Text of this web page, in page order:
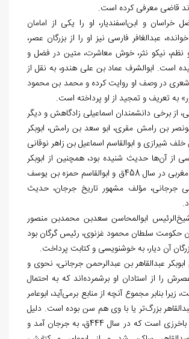
قاضی معرفی کرده است.
خراسان و ابناسفندیار، او را یکی از امامان
عبدالغافر فارسی نیز او را از بزرگان عصر،
نظم، نیکو نثر، خوش معاشرت، متین در فضل و
است. ابوالشرف عماد بن علی هندو، به نقل از
شعری در وصف او روایت کرده و محمد بن محمود
به تعریف و تمجید از او پرداخته است.
از برخی دانشمندان اسماعیلی زادگاهش و دیگر
بن رامش مقری، ابو سعد بن رامش، ابوبکر
شیرازی و ابوالقاسم اسماعیل بن زاهر نوقانی
از آنها حدیث شنیده بود، همچنین از ابوبکر
احمد بن منصور مغربی در سال 458ق و ابوالقاسم حمزه بن یوسف
جرجانی، مؤلف مشهور تاریخ جرجان، حدیث
ابوالمحاسن سعدبن محمدبن منصور
حکومت سلطان محمود غزنوی، رئیس گرگان بود
آن دیار، به خوشنویسی و کتابت پرداخت.
ابوبکر عبدالقاهر بن عبدالرحمن جرجانی، نحوی و
را از استادان او برشمردهاند که به احتمال
زیرا بنابر مجموع آنچه از منابع برمیآید، ابوعامر
بزرگتر یا با وی هم سن بوده است. دلیل
های باخرزی است که در سال 444ق، به جرجان آمد و